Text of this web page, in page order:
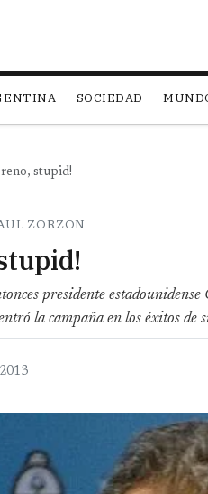
SOCIEDAD
stupid!
ZORZON
presidente
la campaña en los éxitos de